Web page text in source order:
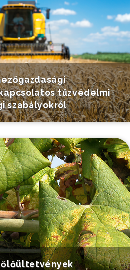
tűzvédelmi
szabályokról